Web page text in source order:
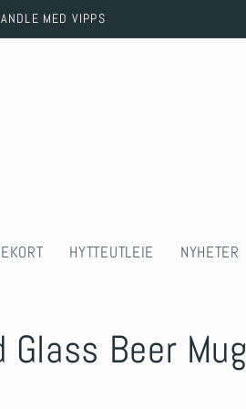
MED VIPPS
HYTTEUTLEIE NYHETER
Glass Beer Mug